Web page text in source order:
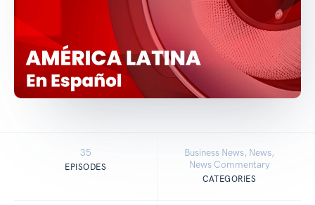
35
EPISODES
Business News, News,
News Commentary
CATEGORIES